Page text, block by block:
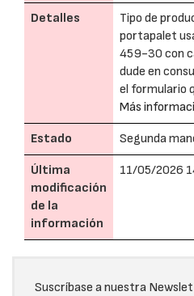
Detalles
Tipo de
portapalet
459-30 con
dude en
el formulario
Más
Estado Segunda
Última
modificación
de la
información
11/05/2026
Suscríbase a nuestra